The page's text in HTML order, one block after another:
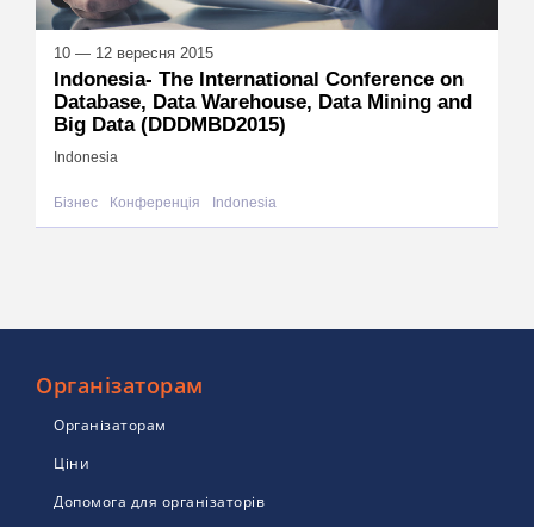
10 — 12 вересня 2015
Indonesia- The International Conference on
Database, Data Warehouse, Data Mining and
Big Data (DDDMBD2015)
Indonesia
Бізнес Конференція Indonesia
Організаторам
Організаторам
Ціни
Допомога для організаторів